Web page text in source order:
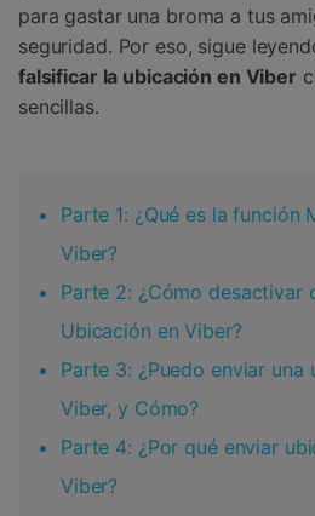
para gastar una broma a tus
seguridad. Por eso, sigue
falsificar la ubicación en Viber
sencillas.
Parte 1: ¿Qué es la función
Viber?
Parte 2: ¿Cómo desactivar
Ubicación en Viber?
Parte 3: ¿Puedo enviar una
Viber, y Cómo?
Parte 4: ¿Por qué enviar
Viber?